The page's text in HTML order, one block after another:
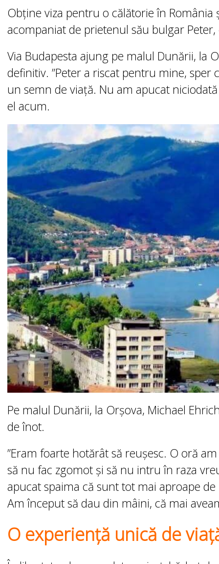
Obține viza pentru o călătorie în România
acompaniat de prietenul său bulgar
Via Budapesta ajung pe malul Dunării, la
definitiv. ”Peter a riscat pentru mine, sper
un semn de viață. Nu am apucat
el acum.
Pe malul Dunării, la Orșova, Michael
de înot.
”Eram foarte hotărât să reușesc. O oră
să nu fac zgomot și să nu intru în raza
apucat spaima că sunt tot mai aproape
Am început să dau din mâini, că mai
O experiență unică de